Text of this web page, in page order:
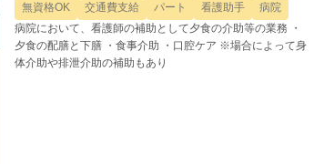
無資格OK
交通費支給 パート 看護助手
病院
病院において、看護師の補助として夕食の介助等の業務 ・
夕食の配膳と下膳 ・食事介助 ・口腔ケア ※場合によって身
体介助や排泄介助の補助もあり